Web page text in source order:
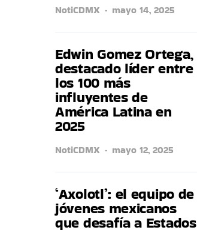
NotiCDMX mayo 14, 2025
Edwin Gomez Ortega,
destacado líder entre
los 100 más
influyentes de
América Latina en
2025
NotiCDMX mayo 12, 2025
‘Axolotl’: el equipo de
jóvenes mexicanos
que desafía a Estados